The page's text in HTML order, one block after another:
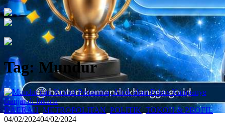
Tag: Mundur
DAERAH, METROPOLITAN, POLITIK, TOKOH & PROFIL
04/02/202404/02/2024